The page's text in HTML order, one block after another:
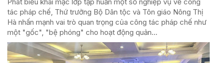
tác pháp chế, Thứ trưởng Bộ Dân tộc và Tôn giáo Nông Thị
Hà nhấn mạnh vai trò quan trọng của công tác pháp chế như
một "gốc", "bệ phóng" cho hoạt động quản...